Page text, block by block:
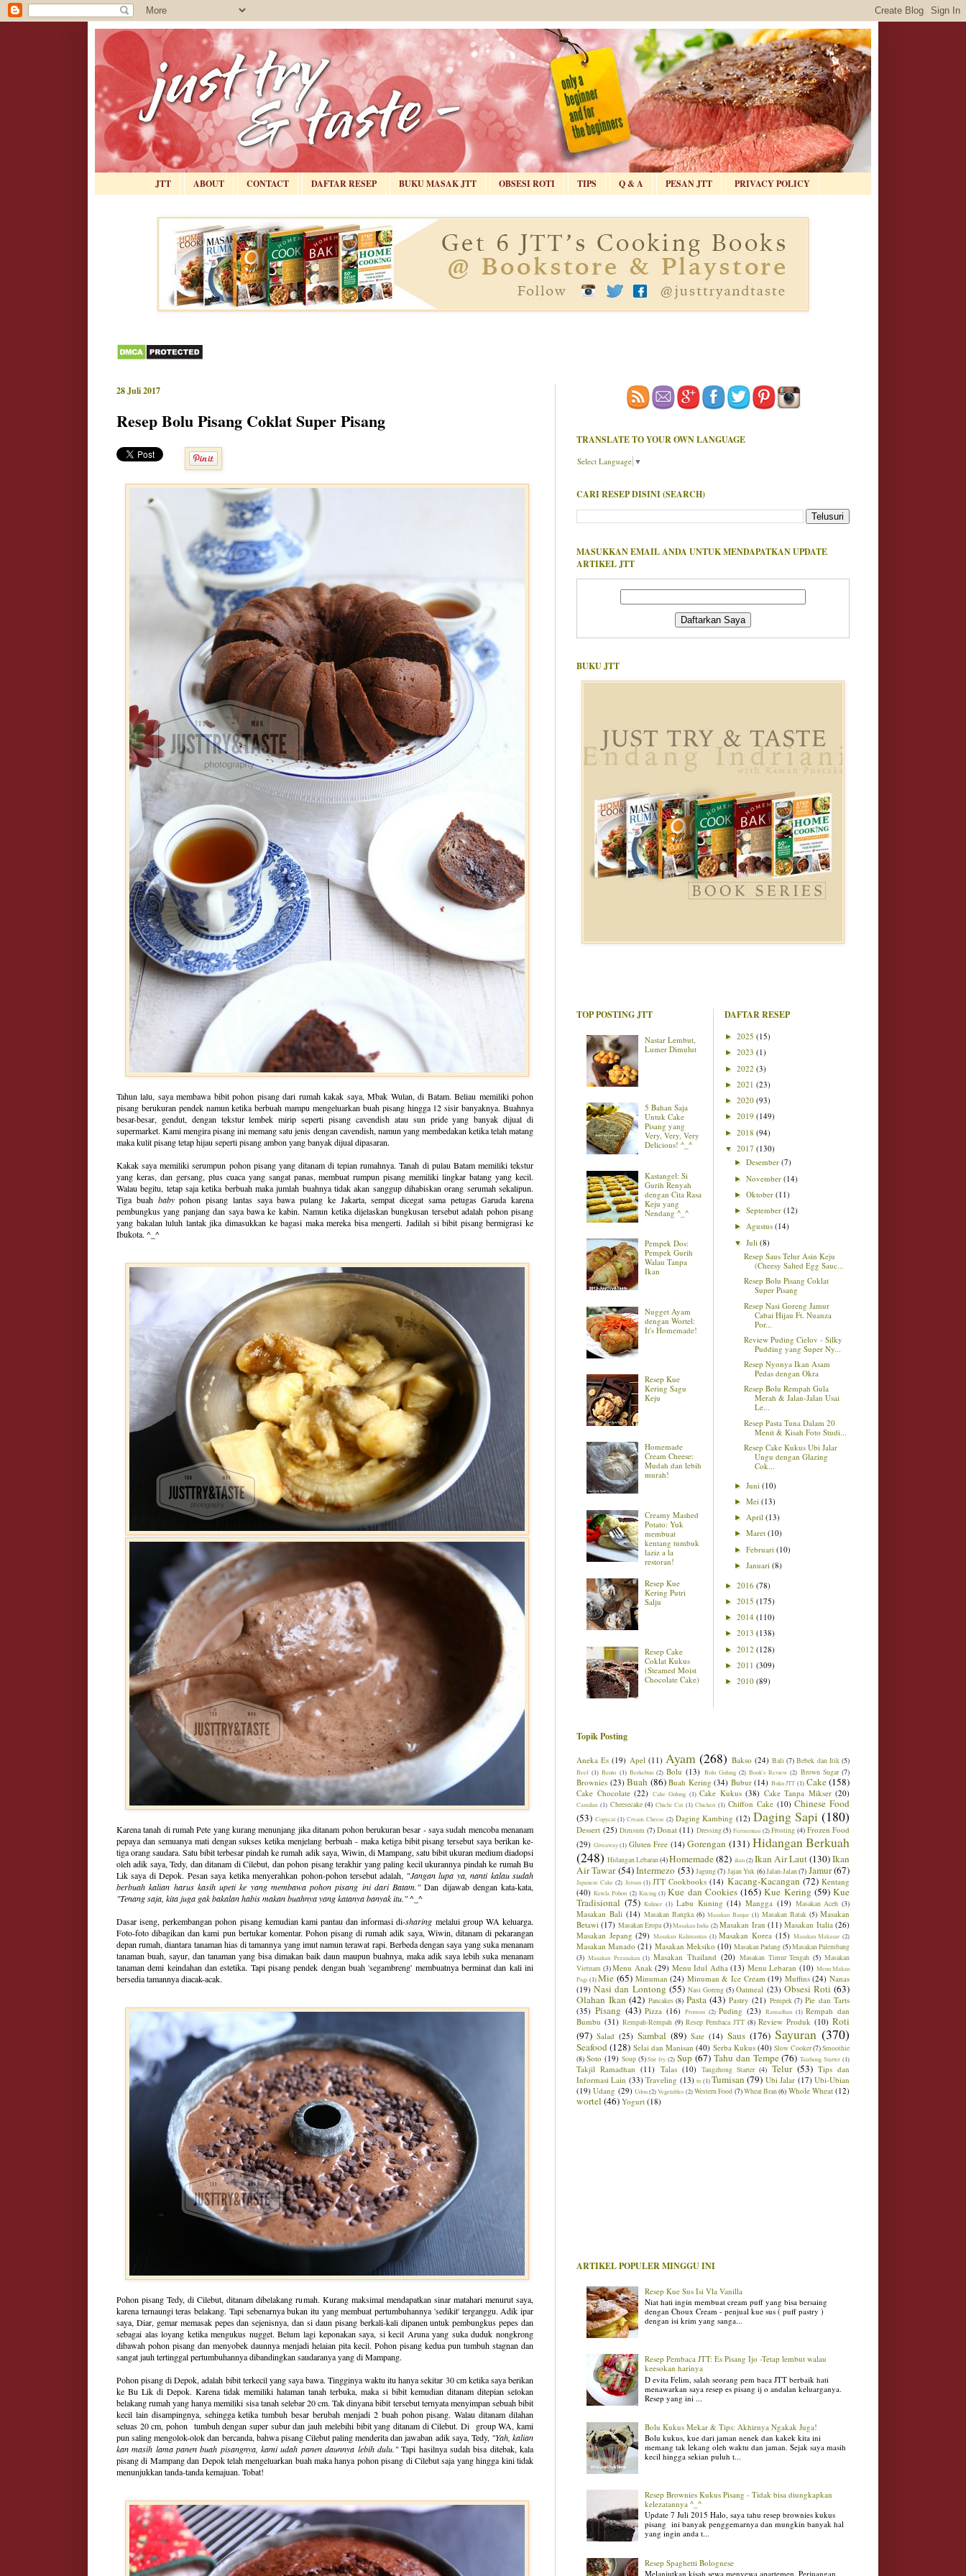
JTT ABOUT CONTACT DAFTAR RESEP BUKU MASAK JTT OBSESI ROTI TIPS Q & A PESAN JTT PRIVACY POLICY
28 Juli 2017
Resep Bolu Pisang Coklat Super Pisang
Tahun lalu, saya membawa bibit pohon pisang dari rumah kakak saya, Mbak Wulan, di Batam. Beliau memiliki pohon
pisang berukuran pendek namun ketika berbuah mampu mengeluarkan buah pisang hingga 12 sisir banyaknya. Buahnya
besar-besar, gendut, dengan tekstur lembek mirip seperti pisang cavendish atau sun pride yang banyak dijual di
supermarket. Kami mengira pisang ini memang satu jenis dengan cavendish, namun yang membedakan ketika telah matang
maka kulit pisang tetap hijau seperti pisang ambon yang banyak dijual dipasaran.
Kakak saya memiliki serumpun pohon pisang yang ditanam di tepian rumahnya. Tanah di pulau Batam memiliki tekstur
yang keras, dan gersang, plus cuaca yang sangat panas, membuat rumpun pisang memiliki lingkar batang yang kecil.
Walau begitu, tetap saja ketika berbuah maka jumlah buahnya tidak akan sanggup dihabiskan orang serumah sekalipun.
Tiga buah babypohon pisang lantas saya bawa pulang ke Jakarta, sempat dicegat sama petugas Garuda karena
pembungkus yang panjang dan saya bawa ke kabin. Namun ketika dijelaskan bungkusan tersebut adalah pohon pisang
yang bakalan luluh lantak jika dimasukkan ke bagasi maka mereka bisa mengerti. Jadilah si bibit pisang bermigrasi ke
Ibukota. ^_^
Karena tanah di rumah Pete yang kurang menunjang jika ditanam pohon berukuran besar - saya sudah mencoba menanam
pepaya dan semuanya mati dengan sukses ketika menjelang berbuah - maka ketiga bibit pisang tersebut saya berikan ke-
tiga orang saudara. Satu bibit terbesar pindah ke rumah adik saya, Wiwin, di Mampang, satu bibit ukuran medium diadopsi
oleh adik saya, Tedy, dan ditanam di Cilebut, dan pohon pisang terakhir yang paling kecil ukurannya pindah ke rumah Bu
Lik saya di Depok. Pesan saya ketika menyerahkan pohon-pohon tersebut adalah, "Jangan lupa ya, nanti kalau sudah
berbuah kalian harus kasih upeti ke yang membawa pohon pisang ini dari Batam."Dan dijawab dengan kata-kata,
"Tenang saja, kita juga gak bakalan habis makan buahnya yang katanya banyak itu."^_^
Dasar iseng, perkembangan pohon pisang kemudian kami pantau dan informasi di-sharing melalui group WA keluarga.
Foto-foto dibagikan dan kami pun bertukar komentar. Pohon pisang di rumah adik saya, Wiwin, ditanam di pekarangan
depan rumah, diantara tanaman hias di tamannya yang imut namun terawat rapi. Berbeda dengan saya yang suka menanam
tanaman buah, sayur, dan tanaman yang bisa dimakan baik daun maupun buahnya, maka adik saya lebih suka menanam
tanaman demi keindahan dan estetika. Tapi pisang pendek dengan buah 'segambreng' membuatnya berminat dan kali ini
bersedia tamannya diacak-acak.
Pohon pisang Tedy, di Cilebut, ditanam dibelakang rumah. Kurang maksimal mendapatkan sinar matahari menurut saya,
karena ternaungi teras belakang. Tapi sebenarnya bukan itu yang membuat pertumbuhannya 'sedikit' terganggu. Adik ipar
saya, Diar, gemar memasak pepes dan sejenisnya, dan si daun pisang berkali-kali dipanen untuk pembungkus pepes dan
sebagai alas loyang ketika mengukus nugget. Belum lagi keponakan saya, si kecil Aruna yang suka duduk nongkrong
dibawah pohon pisang dan menyobek daunnya menjadi helaian pita kecil. Pohon pisang kedua pun tumbuh stagnan dan
sangat jauh tertinggal pertumbuhannya dibandingkan saudaranya yang di Mampang.
Pohon pisang di Depok, adalah bibit terkecil yang saya bawa. Tingginya waktu itu hanya sekitar 30 cm ketika saya berikan
ke Bu Lik di Depok. Karena tidak memiliki halaman tanah terbuka, maka si bibit kemudian ditanam ditepian selokan
belakang rumah yang hanya memiliki sisa tanah selebar 20 cm. Tak dinyana bibit tersebut ternyata menyimpan sebuah bibit
kecil lain disampingnya, sehingga ketika tumbuh besar berubah menjadi 2 buah pohon pisang. Walau ditanam dilahan
seluas 20 cm, pohon tumbuh dengan super subur dan jauh melebihi bibit yang ditanam di Cilebut. Di group WA, kami
pun saling mengolok-olok dan bercanda, bahwa pisang Cilebut paling menderita dan jawaban adik saya, Tedy, "Yah, kalian
kan masih lama panen buah pisangnya, kami udah panen daunnya lebih dulu."Tapi hasilnya sudah bisa ditebak, kala
pisang di Mampang dan Depok telah mengeluarkan buah maka hanya pohon pisang di Cilebut saja yang hingga kini tidak
menunjukkan tanda-tanda kemajuan. Tobat!
TRANSLATE TO YOUR OWN LANGUAGE
Select Language ▼
CARI RESEP DISINI (SEARCH)
MASUKKAN EMAIL ANDA UNTUK MENDAPATKAN UPDATE
ARTIKEL JTT
BUKU JTT
TOP POSTING JTT
Nastar Lembut,
Lumer Dimulut
5 Bahan Saja
Untuk Cake
Pisang yang
Very, Very, Very
Delicious! ^_^
Kastangel: Si
Gurih Renyah
dengan Cita Rasa
Keju yang
Nendang ^_^
Pempek Dos:
Pempek Gurih
Walau Tanpa
Ikan
Nugget Ayam
dengan Wortel:
It's Homemade!
Resep Kue
Kering Sagu
Keju
Homemade
Cream Cheese:
Mudah dan lebih
murah!
Creamy Mashed
Potato: Yuk
membuat
kentang tumbuk
laziz a la
restoran!
Resep Kue
Kering Putri
Salju
Resep Cake
Coklat Kukus
(Steamed Moist
Chocolate Cake)
DAFTAR RESEP
► 2025 (15)
► 2023 (1)
► 2022 (3)
► 2021 (23)
► 2020 (93)
► 2019 (149)
► 2018 (94)
▼ 2017 (130)
►Desember(7)
►November(14)
►Oktober(11)
►September(12)
►Agustus(14)
▼Juli(8)
Resep Saus Telur Asin Keju
(Cheesy Salted Egg Sauc...
Resep Bolu Pisang Coklat
Super Pisang
Resep Nasi Goreng Jamur
Cabai Hijau Ft. Nuanza
Por...
Review Puding Cielov - Silky
Pudding yang Super Ny...
Resep Nyonya Ikan Asam
Pedas dengan Okra
Resep Bolu Rempah Gula
Merah & Jalan-Jalan Usai
Le...
Resep Pasta Tuna Dalam 20
Menit & Kisah Foto Studi...
Resep Cake Kukus Ubi Jalar
Ungu dengan Glazing
Cok...
►Juni(10)
►Mei(13)
► April(13)
►Maret(10)
►Februari(10)
►Januari(8)
► 2016 (78)
► 2015 (175)
► 2014 (110)
► 2013 (138)
► 2012 (128)
► 2011 (309)
► 2010 (89)
Topik Posting
Aneka Es (19) Apel (11) Ayam (268) Bakso (24) Bali (7) Bebek dan Itik (5)
Beef (1) Bento (1) Berkebun (2) Bolu (13) Bolu Gulung (2) Book's Review (2) Brown Sugar (7)
Brownies (23) Buah (86) Buah Kering (34) Bubur (14) Buku JTT (1) Cake(158)
Cake Chocolate (22) Cake Gulung (1) Cake Kukus (38) Cake Tanpa Mikser (20)
Camilan (1) Cheesecake (4) Chichi Cat (1) Chicken (1) Chiffon Cake (10) Chinese Food
(53) Copycat (1) Cream Cheese (2) Daging Kambing (12) Daging Sapi (180)
Dessert (25) Dimsum (7) Donat (11) Dressing (5) Fermentasi (2) Frosting (4) Frozen Food
(29) Giveaway (1) Gluten Free (14) Gorengan (131) Hidangan Berkuah
(248) Hidangan Lebaran(4)Homemade(82) ikan (2) Ikan Air Laut(130)Ikan
Air Tawar (54)Intermezo (53) Jagung(7) Jajan Yuk (6)Jalan-Jalan(7) Jamur(67)
Japanese Cake (2) Jeroan (1) JTT Cookbooks (14) Kacang-Kacangan (72) Kentang
(40) Ketela Pohon (2) Kucing (1) Kue dan Cookies (165) Kue Kering (59) Kue
Tradisional (75) Kuliner (1) Labu Kuning (14) Mangga (19) Masakan Aceh (3)
Masakan Bali (14) Masakan Bangka (6) Masakan Banjar (1) Masakan Batak (5) Masakan
Betawi (17) Masakan Eropa (3) Masakan India (2) Masakan Iran (11) Masakan Italia (26)
Masakan Jepang (29) Masakan Kalimantan (1) Masakan Korea (15) Masakan Makasar (2)
Masakan Manado (21) Masakan Meksiko (10) Masakan Padang (5)Masakan Palembang
(3) Masakan Peranakan (1) Masakan Thailand (20) Masakan Timur Tengah (5) Masakan
Vietnam (3)Menu Anak (29) Menu Idul Adha (13) Menu Lebaran (10) Menu Makan
Pagi (1) Mie (65) Minuman (24) Minuman & Ice Cream (19) Muffins (24) Nanas
(19) Nasi dan Lontong (55) Nasi Goreng (5) Oatmeal (23) Obsesi Roti (63)
Olahan Ikan (42) Pancakes (8) Pasta (43) Pastry (21) Pempek (7) Pie dan Tarts
(35) Pisang (43) Pizza (16) Promosi (2) Puding (23) Ramadhan (1) Rempah dan
Bumbu (31) Rempah-Rempah (9) Resep Pembaca JTT (8) Review Produk (10) Roti
(97) Salad (25) Sambal (89) Sate (14) Saus (176) Sayuran (370)
Seafood(128) Selai dan Manisan (40) Serba Kukus (40) Slow Cooker(7)Smoothie
(8) Soto (19) Soup (5) Stir fry (2) Sup (67) Tahu dan Tempe (76) Taizhong Starter (1)
Takjil Ramadhan (11) Talas (10) Tangzhong Starter (4) Telur (53) Tips dan
Informasi Lain (33) Traveling (13) tu (1) Tumisan (79) Ubi Jalar (17) Ubi-Ubian
(19) Udang (29) Udon (2) Vegetables (2) Western Food (7)Wheat Bran(6) Whole Wheat (12)
wortel (46) Yogurt (18)
ARTIKEL POPULER MINGGU INI
Resep Kue Sus Isi Vla Vanilla
Niat hati ingin membuat cream puff yang bisa bersaing
dengan Choux Cream - penjual kue sus ( puff pastry )
dengan isi krim yang sanga...
Resep Pembaca JTT: Es Pisang Ijo -Tetap lembut walau
keesokan harinya
D evita Felim, salah seorang pem baca JTT berbaik hati
menawarkan saya resep es pisang ij o andalan keluarganya.
Resep yang ini ...
Bolu Kukus Mekar & Tips: Akhirnya Ngakak Juga!
Bolu kukus, kue dari jaman nenek dan kakek kita ini
memang tak lekang oleh waktu dan jaman. Sejak saya masih
kecil hingga sekian puluh t...
Resep Brownies Kukus Pisang - Tidak bisa diungkapkan
kelezatannya ^_^
Update 7 Juli 2015 Halo, saya tahu resep brownies kukus
pisang ini banyak penggemarnya dan mungkin banyak hal
yang ingin anda t...
Resep Spaghetti Bolognese
Melanjutkan kisah sewa menyewa apartemen. Perjuangan